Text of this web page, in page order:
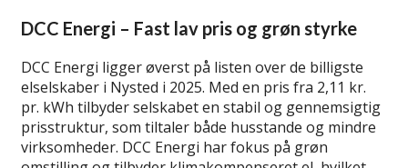
DCC Energi – Fast lav pris og grøn styrke
DCC Energi ligger øverst på listen over de billigste
elselskaber i Nysted i 2025. Med en pris fra 2,11 kr.
pr. kWh tilbyder selskabet en stabil og gennemsigtig
prisstruktur, som tiltaler både husstande og mindre
virksomheder. DCC Energi har fokus på grøn